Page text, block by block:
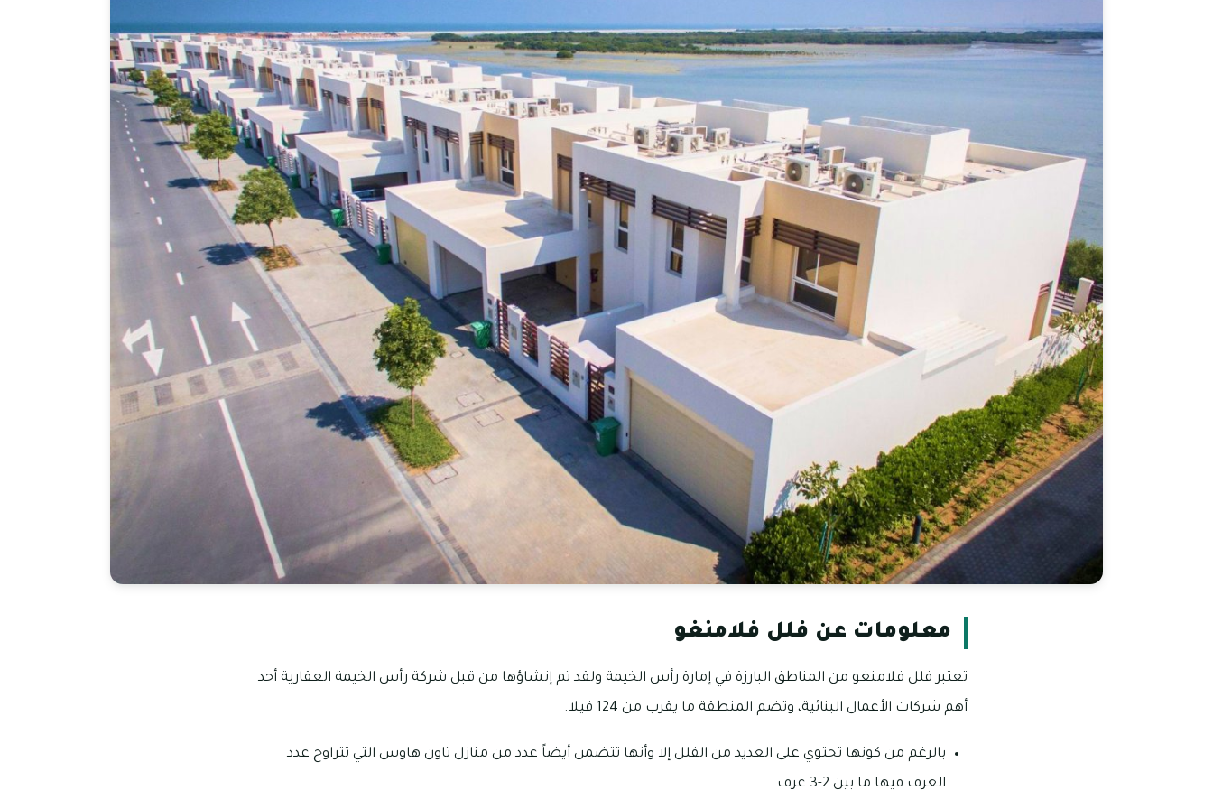
معلومات عن فلل فلامنغو
تعتبر فلل فلامنغو من المناطق البارزة في إمارة رأس الخيمة ولقد تم إنشاؤها من قبل شركة رأس الخيمة العقارية أحد
أهم شركات الأعمال البنائية، وتضم المنطقة ما يقرب من 124 فيلا.
بالرغم من كونها تحتوي على العديد من الفلل إلا وأنها تتضمن أيضاً عدد من منازل تاون هاوس التي تتراوح عدد
الغرف فيها ما بين 2-3 غرف.